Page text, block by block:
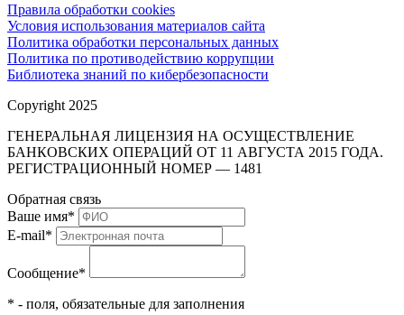
Правила обработки cookies
Условия использования материалов сайта
Политика обработки персональных данных
Политика по противодействию коррупции
Библиотека знаний по кибербезопасности
Copyright 2025
ГЕНЕРАЛЬНАЯ ЛИЦЕНЗИЯ НА ОСУЩЕСТВЛЕНИЕ
БАНКОВСКИХ ОПЕРАЦИЙ ОТ 11 АВГУСТА 2015 ГОДА.
РЕГИСТРАЦИОННЫЙ НОМЕР — 1481
Обратная связь
Ваше имя*
E-mail*
Сообщение*
* - поля, обязательные для заполнения